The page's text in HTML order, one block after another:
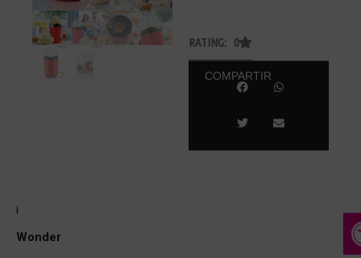
RATING: 0
COMPARTIR
¡
Wonder